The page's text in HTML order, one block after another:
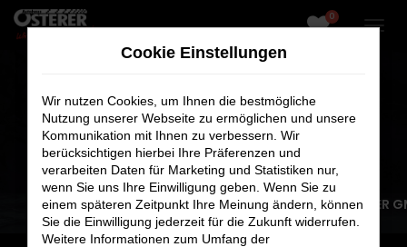
Zum
0
MACHEN SIE KARRIERE BEI AUTOHAUS OSTERER
JETZT BEWERBEN
Cookie Einstellungen
Wir nutzen Cookies, um Ihnen die bestmögliche
Nutzung unserer Webseite zu ermöglichen und unsere
Kommunikation mit Ihnen zu verbessern. Wir
berücksichtigen hierbei Ihre Präferenzen und
verarbeiten Daten für Marketing und Statistiken nur,
wenn Sie uns Ihre Einwilligung geben. Wenn Sie zu
einem späteren Zeitpunkt Ihre Meinung ändern, können
Sie die Einwilligung jederzeit für die Zukunft widerrufen.
Weitere Informationen zum Umfang der